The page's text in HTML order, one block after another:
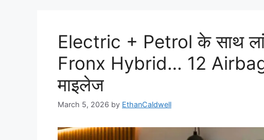
Electric + Petrol के साथ
Fronx Hybrid… 12
माइलेज
March 5, 2026 by EthanCaldwell